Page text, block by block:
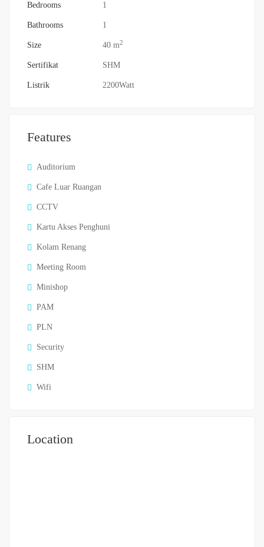
Bedrooms 1
Bathrooms 1
Size 40 m2
Sertifikat SHM
Listrik 2200Watt
Features
Auditorium
Cafe Luar Ruangan
CCTV
Kartu Akses Penghuni
Kolam Renang
Meeting Room
Minishop
PAM
PLN
Security
SHM
Wifi
Location